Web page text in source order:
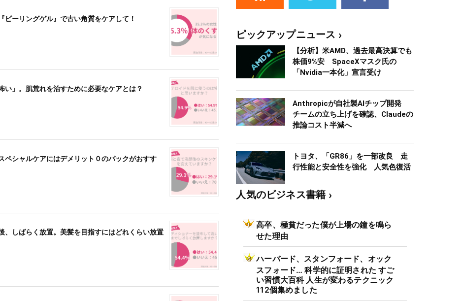
ーリングゲル』で古い角質をケアして！
」。肌荒れを治すために必要なケアとは？
シャルケアにはデメリット０のパックがおすす
しばらく放置。美髪を目指すにはどれくらい放置
ピックアップニュース
【分析】米AMD、過去最高決算でも
株価9%安 SpaceXマスク氏の
「Nvidia一本化」宣言受け
Anthropicが自社製AIチップ開発
チームの立ち上げを確認、Claudeの
推論コスト半減へ
トヨタ、「GR86」を一部改良 走
行性能と安全性を強化 人気色復活
人気のビジネス書籍
高卒、極貧だった僕が上場の鐘を鳴ら
せた理由
ハーバード、スタンフォード、オック
スフォード… 科学的に証明された すご
い習慣大百科 人生が変わるテクニック
112個集めました